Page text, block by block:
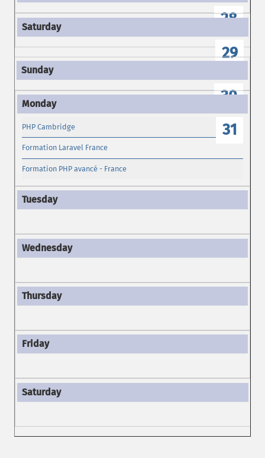
28
29
30
31
PHP Cambridge
Formation Laravel France
Formation PHP avancé - France